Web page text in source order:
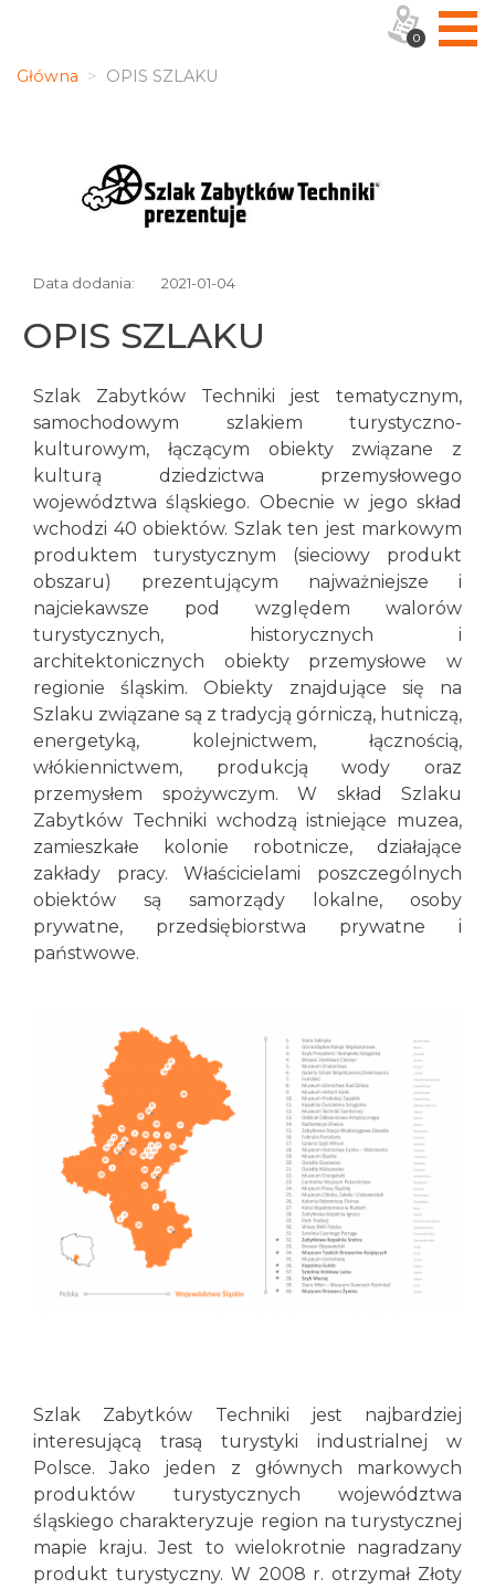
Główna OPIS SZLAKU
Data dodania: 2021-01-04
OPIS SZLAKU
Szlak Zabytków Techniki jest tematycznym,
samochodowym szlakiem turystyczno-
kulturowym, łączącym obiekty związane z
kulturą dziedzictwa przemysłowego
województwa śląskiego. Obecnie w jego skład
wchodzi 40 obiektów. Szlak ten jest markowym
produktem turystycznym (sieciowy produkt
obszaru) prezentującym najważniejsze i
najciekawsze pod względem walorów
turystycznych, historycznych i
architektonicznych obiekty przemysłowe w
regionie śląskim. Obiekty znajdujące się na
Szlaku związane są z tradycją górniczą, hutniczą,
energetyką, kolejnictwem, łącznością,
włókiennictwem, produkcją wody oraz
przemysłem spożywczym. W skład Szlaku
Zabytków Techniki wchodzą istniejące muzea,
zamieszkałe kolonie robotnicze, działające
zakłady pracy. Właścicielami poszczególnych
obiektów są samorządy lokalne, osoby
prywatne, przedsiębiorstwa prywatne i
państwowe.
Szlak Zabytków Techniki jest najbardziej
interesującą trasą turystyki industrialnej w
Polsce. Jako jeden z głównych markowych
produktów turystycznych województwa
śląskiego charakteryzuje region na turystycznej
mapie kraju. Jest to wielokrotnie nagradzany
produkt turystyczny. W 2008 r. otrzymał Złoty
0